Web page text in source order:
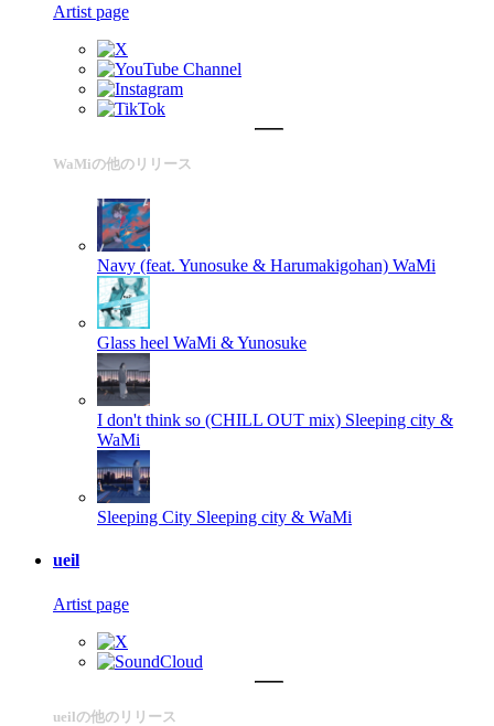
Artist page
WaMiの他のリリース
Navy (feat. Yunosuke & Harumakigohan) WaMi
Glass heel WaMi & Yunosuke
I don't think so (CHILL OUT mix) Sleeping city &
WaMi
Sleeping City Sleeping city & WaMi
ueil
Artist page
ueilの他のリリース